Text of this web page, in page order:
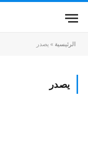
الرئيسية »يصدر
يصدر